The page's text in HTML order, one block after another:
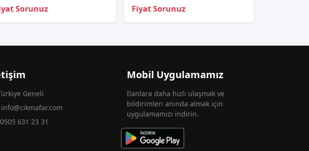
Sorunuz Fiyat Sorunuz
Geneli
info@cikmafar.com
0505 631 23 31
Mobil Uygulamamız
İlanlara daha hızlı ulaşmak ve
bildirimleri anında almak için
uygulamamızı indirin.